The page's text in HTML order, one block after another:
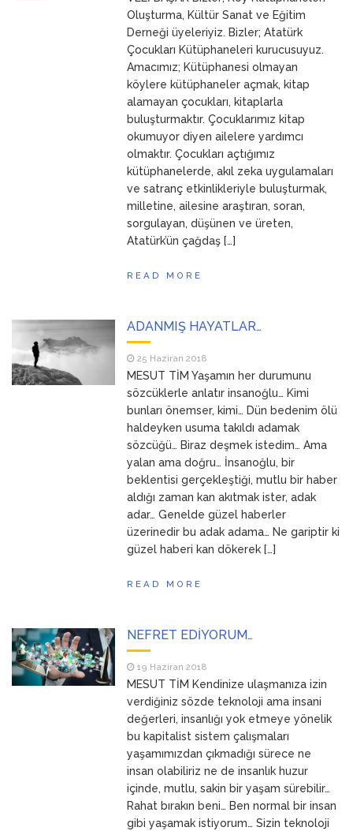
ANNEMOluşturma, Kültür Sanat ve Eğitim
Derneği üyeleriyiz. Bizler; Atatürk
Çocukları Kütüphaneleri kurucusuyuz.
Amacımız; Kütüphanesi olmayan
köylere kütüphaneler açmak, kitap
alamayan çocukları, kitaplarla
buluşturmaktır. Çocuklarımız kitap
okumuyor diyen ailelere yardımcı
olmaktır. Çocukları açtığımız
kütüphanelerde, akıl zeka uygulamaları
ve satranç etkinlikleriyle buluşturmak,
milletine, ailesine araştıran, soran,
sorgulayan, düşünen ve üreten,
Atatürk’ün çağdaş […]
READ MORE
ADANMIŞ HAYATLAR…
25 Haziran 2018
MESUT TİM Yaşamın her durumunu
sözcüklerle anlatır insanoğlu… Kimi
bunları önemser, kimi… Dün bedenim ölü
haldeyken usuma takıldı adamak
sözcüğü… Biraz deşmek istedim… Ama
yalan ama doğru… İnsanoğlu, bir
beklentisi gerçekleştiği, mutlu bir haber
aldığı zaman kan akıtmak ister, adak
adar… Genelde güzel haberler
üzerinedir bu adak adama… Ne gariptir ki
güzel haberi kan dökerek […]
READ MORE
NEFRET EDİYORUM…
19 Haziran 2018
MESUT TİM Kendinize ulaşmanıza izin
verdiğiniz sözde teknoloji ama insani
değerleri, insanlığı yok etmeye yönelik
bu kapitalist sistem çalışmaları
yaşamımızdan çıkmadığı sürece ne
insan olabiliriz ne de insanlık huzur
içinde, mutlu, sakin bir yaşam sürebilir…
Rahat bırakın beni… Ben normal bir insan
gibi yaşamak istiyorum… Sizin teknoloji